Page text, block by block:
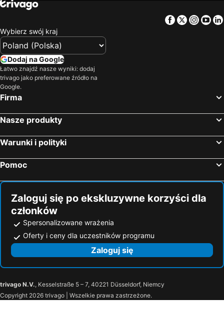
Facebook
Twitter
Wybierz swój kraj
Dodaj na Google
Łatwo znajdź nasze wyniki: dodaj
trivago jako preferowane źródło na
Google.
Firma
Nasze produkty
Warunki i polityki
Pomoc
Zaloguj się po ekskluzywne korzyści dla
członków
Spersonalizowane wrażenia
Oferty i ceny dla uczestników programu
Zaloguj się
trivago N.V., Kesselstraße 5 – 7, 40221 Düsseldorf, Niemcy
Copyright 2026 trivago | Wszelkie prawa zastrzeżone.